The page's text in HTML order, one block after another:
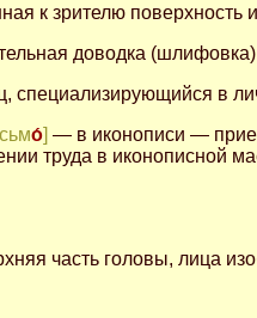
к зрителю поверхность
доводка
специализирующийся в
о́] — в иконописи —
труда в иконописной
часть головы, лица